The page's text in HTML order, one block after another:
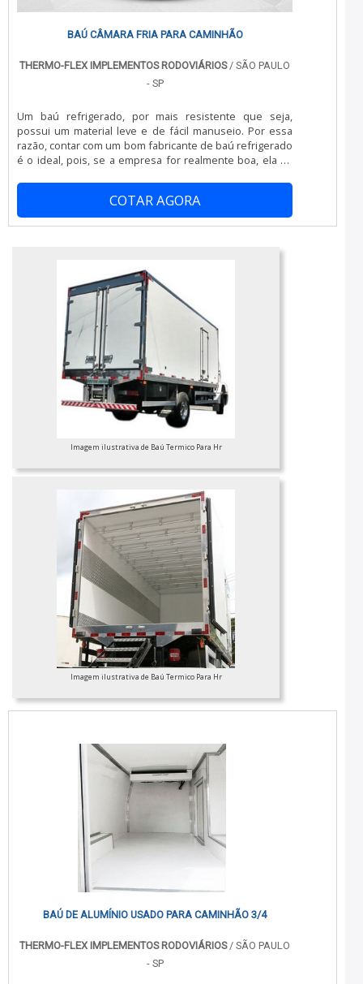
BAÚ CÂMARA FRIA PARA CAMINHÃO
THERMO-FLEX IMPLEMENTOS RODOVIÁRIOS/ SÃO PAULO
- SP
Um baú refrigerado, por mais resistente que seja,
possui um material leve e de fácil manuseio. Por essa
razão, contar com um bom fabricante de baú refrigerado
é o ideal, pois, se a empresa for realmente boa, ela se
o acabamento perfeito e o equipamento pronto para ser
utilizado. Ele é inteiramente reforçado com uma
estrutura completa e profissional, dois itens que não
COTAR AGORA
Imagem ilustrativa de Baú Termico Para Hr
Imagem ilustrativa de Baú Termico Para Hr
BAÚ DE ALUMÍNIO USADO PARA CAMINHÃO 3/4
THERMO-FLEX IMPLEMENTOS RODOVIÁRIOS/ SÃO PAULO
- SP